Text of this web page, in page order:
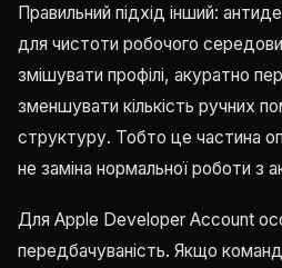
Правильний підхід інший:
для чистоти робочого
змішувати профілі, акуратно
зменшувати кількість ручних
структуру. Тобто це частина
не заміна нормальної роботи з
Для Apple Developer Account
передбачуваність. Якщо